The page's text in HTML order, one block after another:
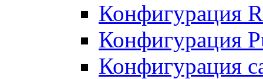
Конфигурация
Конфигурация
Конфигурация